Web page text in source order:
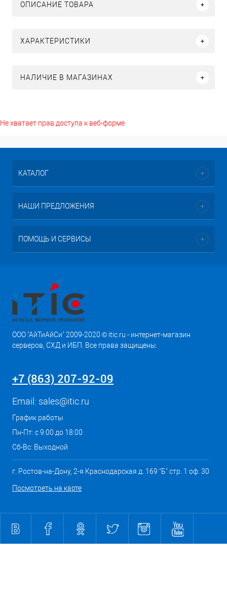
ОПИСАНИЕ ТОВАРА
ХАРАКТЕРИСТИКИ
НАЛИЧИЕ В МАГАЗИНАХ
Не хватает прав доступа к веб-форме.
КАТАЛОГ
НАШИ ПРЕДЛОЖЕНИЯ
ПОМОЩЬ И СЕРВИСЫ
ООО "АйТиАйСи" 2009-2020 © itic.ru - интернет-магазин
серверов, СХД и ИБП. Все права защищены.
+7 (863) 207-92-09
Email: sales@itic.ru
График работы
Пн-Пт: с 9:00 до 18:00
Сб-Вс: Выходной
г. Ростов-на-Дону, 2-я Краснодарская д. 169 "Б" стр. 1 оф. 30
Посмотреть на карте